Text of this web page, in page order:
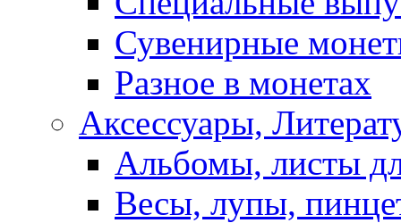
Сувенирные
Разное в монетах
Аксессуары,
Альбомы, листы
Весы, лупы,